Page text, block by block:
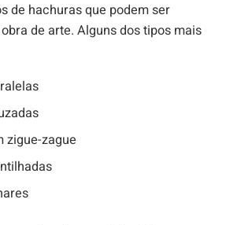
de hachuras que podem ser
de arte. Alguns dos tipos mais
zigue-zague